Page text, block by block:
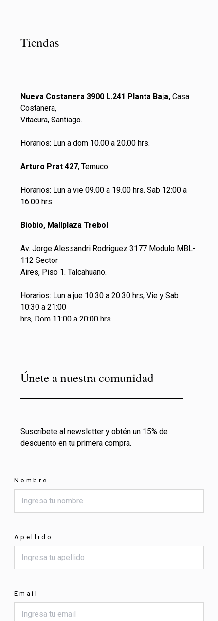
Tiendas
Nueva Costanera 3900 L.241 Planta Baja, Casa
Costanera,
Vitacura, Santiago.
Horarios: Lun a dom 10.00 a 20.00 hrs.
Arturo Prat 427, Temuco.
Horarios: Lun a vie 09.00 a 19.00 hrs. Sab 12:00 a
16:00 hrs.
Biobio, Mallplaza Trebol
Av. Jorge Alessandri Rodriguez 3177 Modulo MBL-
112 Sector
Aires, Piso 1. Talcahuano.
Horarios: Lun a jue 10:30 a 20:30 hrs, Vie y Sab
10:30 a 21:00
hrs, Dom 11:00 a 20:00 hrs.
Únete a nuestra comunidad
Suscríbete al newsletter y obtén un 15% de
descuento en tu primera compra.
Nombre
Apellido
Email